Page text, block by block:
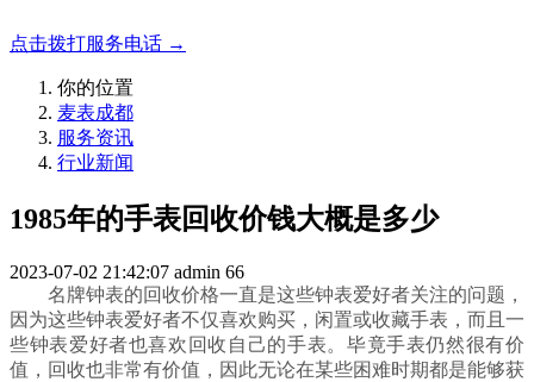
点击拨打服务电话 →
你的位置
麦表成都
服务资讯
行业新闻
1985年的手表回收价钱大概是多少
2023-07-02 21:42:07 admin 66
名牌钟表的回收价格一直是这些钟表爱好者关注的问题，
因为这些钟表爱好者不仅喜欢购买，闲置或收藏手表，而且一
些钟表爱好者也喜欢回收自己的手表。毕竟手表仍然很有价
值，回收也非常有价值，因此无论在某些困难时期都是能够获